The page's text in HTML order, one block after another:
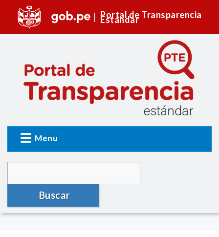
Portal de Transparencia
Estándar
Menu
Buscar